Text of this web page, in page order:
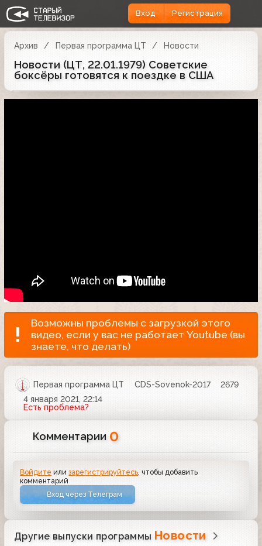
Вход Регистрация
Архив Первая программа ЦТ Новости
Новости (ЦТ, 22.01.1979) Советские
боксёры готовятся к поездке в США
Возможны проблемы с загрузкой этого
видео, если у вас не работает Youtube (вы
знаете, что делать)
Первая программа ЦТ CDS-Sovenok-2017
2679
4 января 2021, 22:14
Есть проблема?
Комментарии 0
Войдите илизарегистрируйтесь , чтобы добавить
комментарий
Вход через Телеграм
Другие выпуски программы Новости